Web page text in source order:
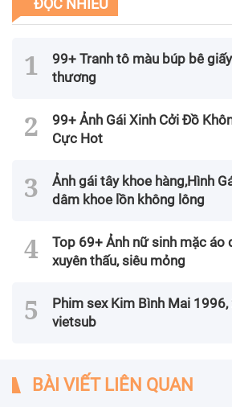
ĐỌC NHIỀU
99+ Tranh tô màu búp bê
thương
99+ Ảnh Gái Xinh Cởi Đồ
Cực Hot
Ảnh gái tây khoe hàng,Hình
dâm khoe lồn không lông
Top 69+ Ảnh nữ sinh mặc áo
xuyên thấu, siêu mỏng
Phim sex Kim Bình Mai 1996,
vietsub
BÀI VIẾT LIÊN QUAN